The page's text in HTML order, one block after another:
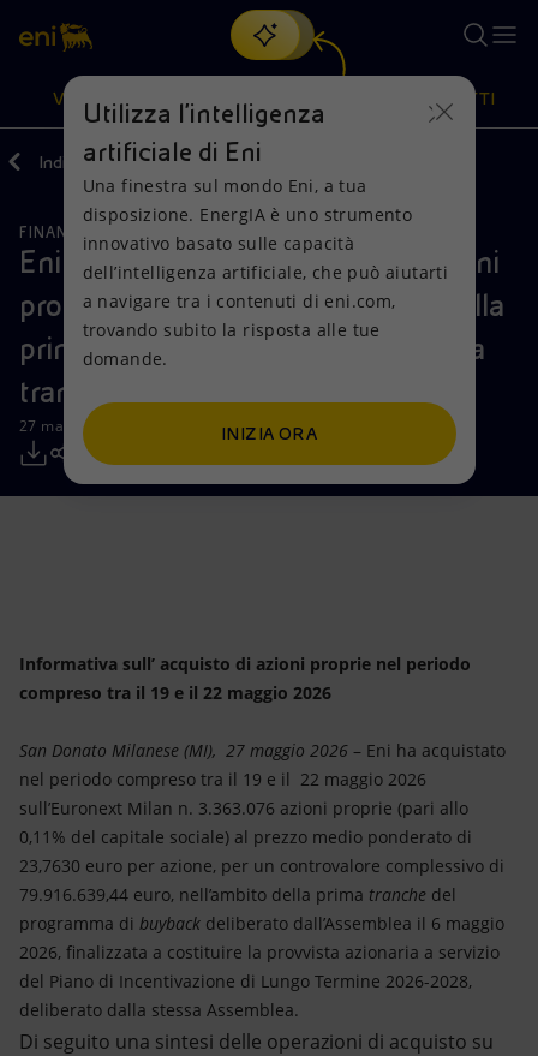
Cerca
scopri EnergIA, la nostra nuova soluzione di intelligenza
artificiale.
VISIONE
Visione
Mission e valori
Persone e Partnership
Net Zero
Modello satellitare
Scenari energetici
Azioni
Diversificazione energetica
Tecnologie per la transizione
Collaborazioni per l'innovazione
Attività nel mondo
PRODOTTI
Prodotti
Casa
Imprese
Mobilità
Indietro Media Comunicati Stampa
FINANZA, STRATEGIA E REPORT
Eni - programma di acquisto di azioni
proprie per il 2026: conclusione della
prima tranche e avvio della seconda
tranche
27 maggio 2026 - 12:38 CEST
Informativa sull’ acquisto di azioni proprie nel periodo
compreso tra il 19 e il 22 maggio 2026
San Donato Milanese (MI), 27 maggio 2026 – Eni ha acquistato
nel periodo compreso tra il 19 e il 22 maggio 2026
sull’Euronext Milan n. 3.363.076 azioni proprie (pari allo
0,11% del capitale sociale) al prezzo medio ponderato di
23,7630 euro per azione, per un controvalore complessivo di
79.916.639,44 euro, nell’ambito della prima tranche del
programma di buyback deliberato dall’Assemblea il 6 maggio
2026, finalizzata a costituire la provvista azionaria a servizio
del Piano di Incentivazione di Lungo Termine 2026-2028,
deliberato dalla stessa Assemblea.
Di seguito una sintesi delle operazioni di acquisto su
Utilizza l'intelligenza
artificiale di Eni
Una finestra sul mondo Eni, a tua
disposizione. EnergIA è uno strumento
innovativo basato sulle capacità
dell’intelligenza artificiale, che può aiutarti
a navigare tra i contenuti di eni.com,
trovando subito la risposta alle tue
domande.
INIZIA ORA